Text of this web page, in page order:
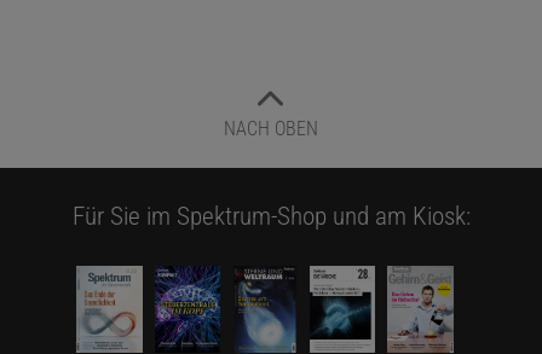
NACH OBEN
Für Sie im Spektrum-Shop und am Kiosk: